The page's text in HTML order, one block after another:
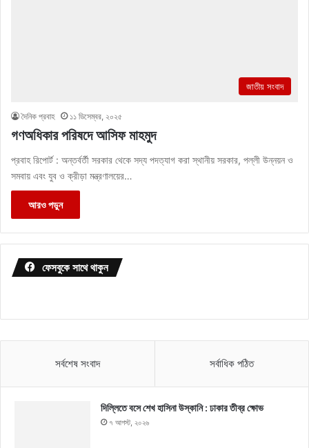
জাতীয় সংবাদ
দৈনিক প্রবাহ ১১ ডিসেম্বর, ২০২৫
গণঅধিকার পরিষদে আসিফ মাহমুদ
প্রবাহ রিপোর্ট : অন্তর্বর্তী সরকার থেকে সদ্য পদত্যাগ করা স্থানীয় সরকার, পল্লী উন্নয়ন ও
সমবায় এবং যুব ও ক্রীড়া মন্ত্রণালয়ের…
আরও পড়ুন
ফেসবুকে সাথে থাকুন
সর্বশেষ সংবাদ সর্বাধিক পঠিত
দিল্লিতে বসে শেখ হাসিনা উস্কানি : ঢাকার তীব্র ক্ষোভ
৭ আগস্ট, ২০২৬